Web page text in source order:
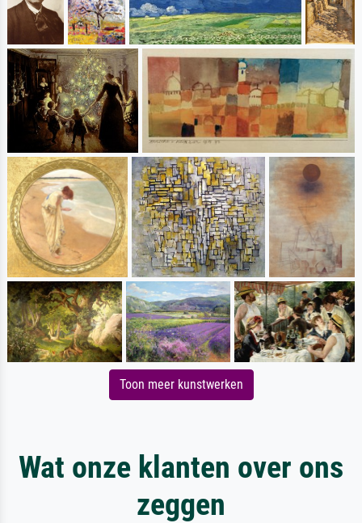
Toon meer kunstwerken
Wat onze klanten over ons
zeggen